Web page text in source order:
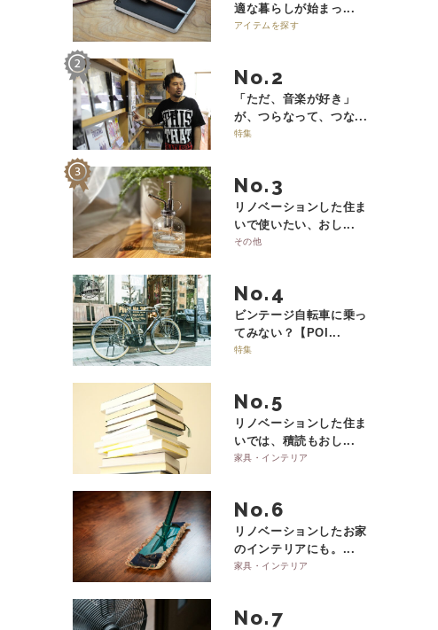
適な暮らしが始まっ...
アイテムを探す
No.
「ただ、音楽が好き」
が、つらなって、つな...
特集
No.
リノベーションした住ま
いで使いたい、おし...
その他
No.
ビンテージ自転車に乗っ
てみない？【POI...
特集
No.
リノベーションした住ま
いでは、積読もおし...
家具・インテリア
No.
リノベーションしたお家
のインテリアにも。...
家具・インテリア
No.